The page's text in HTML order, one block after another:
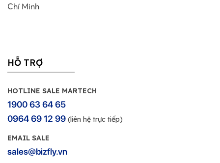
Chí Minh
HỖ TRỢ
HOTLINE SALE MARTECH
1900 63 64 65
0964 69 12 99 (liên hệ trực tiếp)
EMAIL SALE
sales@bizfly.vn